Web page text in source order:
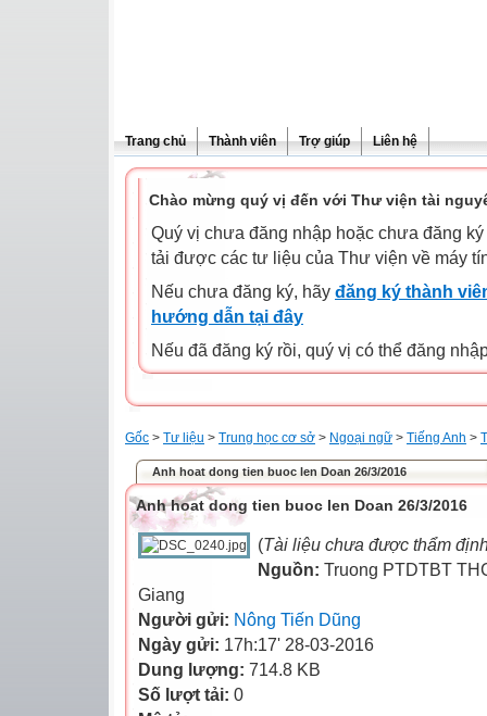
Trang chủ Thành viên Trợ giúp Liên hệ
Chào mừng quý vị đến với Thư viện tài
Quý vị chưa đăng nhập hoặc chưa đăng
tải được các tư liệu của Thư viện về máy
Nếu chưa đăng ký, hãy đăng ký thành
hướng dẫn tại đây
Nếu đã đăng ký rồi, quý vị có thể đăng
Gốc > Tư liệu > Trung học cơ sở > Ngoại ngữ > Tiếng Anh >
Anh hoat dong tien buoc len Doan 26/3/2016
Anh hoat dong tien buoc len Doan 26/3/2016
(Tài liệu chưa được thẩm
Nguồn: Truong PTDTBT
Giang
Người gửi: Nông Tiến Dũng
Ngày gửi: 17h:17' 28-03-2016
Dung lượng: 714.8 KB
Số lượt tải: 0